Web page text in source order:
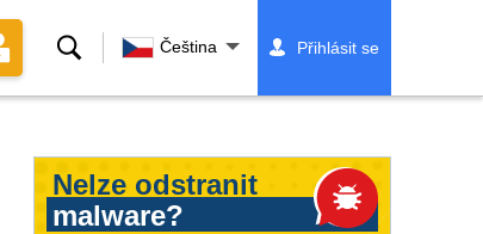
VyhledáváníČeština Přihlásit se
Nelze odstranit
malware?